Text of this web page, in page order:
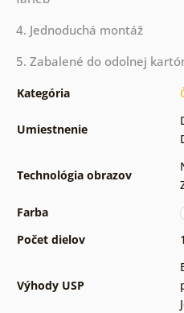
4. Jednoduchá montáž
5. Zabalené do odolnej
Kategória
Umiestnenie
Technológia obrazov
Farba
Počet dielov
Výhody USP